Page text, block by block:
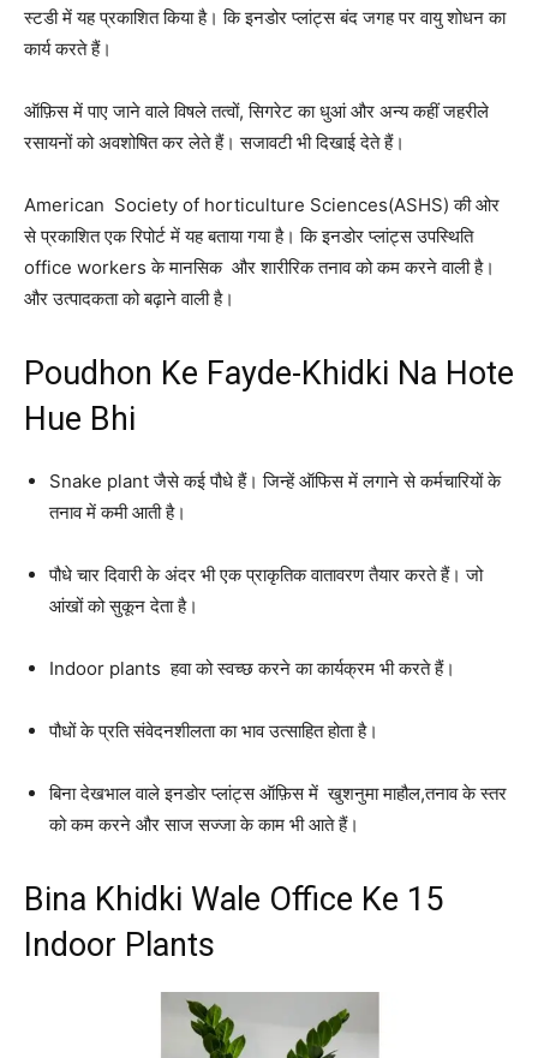
स्टडी में यह प्रकाशित किया है। कि इनडोर प्लांट्स बंद जगह पर वायु शोधन का
कार्य करते हैं।
ऑफ़िस में पाए जाने वाले विषले तत्वों, सिगरेट का धुआं और अन्य कहीं जहरीले
रसायनों को अवशोषित कर लेते हैं। सजावटी भी दिखाई देते हैं।
American Society of horticulture Sciences(ASHS) की ओर
से प्रकाशित एक रिपोर्ट में यह बताया गया है। कि इनडोर प्लांट्स उपस्थिति
office workers के मानसिक और शारीरिक तनाव को कम करने वाली है।
और उत्पादकता को बढ़ाने वाली है।
Poudhon Ke Fayde-Khidki Na Hote
Hue Bhi
Snake plant जैसे कई पौधे हैं। जिन्हें ऑफिस में लगाने से कर्मचारियों के
तनाव में कमी आती है।
पौधे चार दिवारी के अंदर भी एक प्राकृतिक वातावरण तैयार करते हैं। जो
आंखों को सुकून देता है।
Indoor plants हवा को स्वच्छ करने का कार्यक्रम भी करते हैं।
पौधों के प्रति संवेदनशीलता का भाव उत्साहित होता है।
बिना देखभाल वाले इनडोर प्लांट्स ऑफ़िस में खुशनुमा माहौल,तनाव के स्तर
को कम करने और साज सज्जा के काम भी आते हैं।
Bina Khidki Wale Office Ke 15
Indoor Plants